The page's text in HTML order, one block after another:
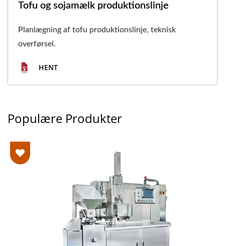
Tofu og sojamælk produktionslinje
Planlægning af tofu produktionslinje, teknisk
overførsel.
HENT
Populære Produkter